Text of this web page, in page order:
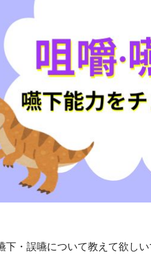
下・誤嚥について教えて欲し